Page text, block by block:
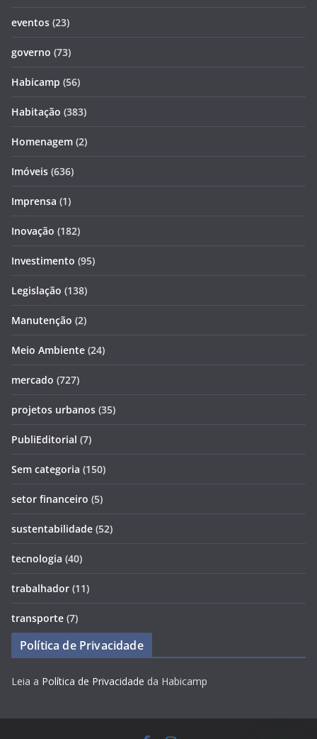
eventos (23)
governo (73)
Habicamp (56)
Habitação (383)
Homenagem (2)
Imóveis (636)
Imprensa (1)
Inovação (182)
Investimento (95)
Legislação (138)
Manutenção (2)
Meio Ambiente (24)
mercado (727)
projetos urbanos (35)
PubliEditorial (7)
Sem categoria (150)
setor financeiro (5)
sustentabilidade (52)
tecnologia (40)
trabalhador (11)
transporte (7)
Política de Privacidade
Leia a Política de Privacidade da Habicamp